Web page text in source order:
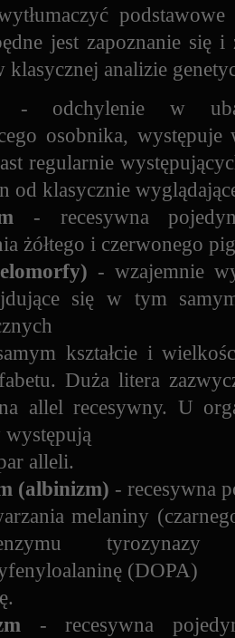
jest zapoznanie się
klasycznej analizie
- odchylenie w
osobnika,
regularnie
od klasycznie
- recesywna
żółtego i czerwonego
- wzajemnie
się w tym
kształcie i
Duża litera
allel recesywny. U
występują
alleli.
(albinizm) - recesywna
melaniny
tyrozynazy
(DOPA)
- recesywna